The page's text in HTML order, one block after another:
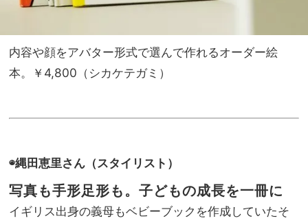
内容や顔をアバター形式で選んで作れるオーダー絵
本。￥4,800（シカケテガミ）
◉縄田恵里さん（スタイリスト）
写真も手形足形も。子どもの成長を一冊に
イギリス出身の義母もベビーブックを作成していたそ